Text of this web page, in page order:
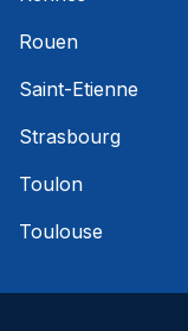
Rouen
Saint-Etienne
Strasbourg
Toulon
Toulouse